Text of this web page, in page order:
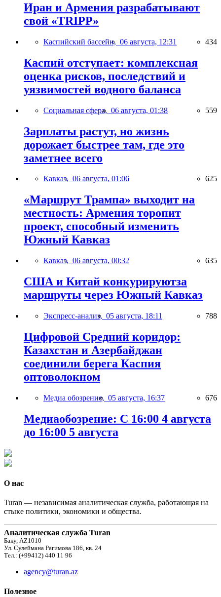
Иран и Армения разрабатывают
свой «TRIPP»
Каспийский бассейн, 06 августа, 12:31 434
Каспий отступает: комплексная
оценка рисков, последствий и
уязвимостей водного баланса
Социальная сфера, 06 августа, 01:38 559
Зарплаты растут, но жизнь
дорожает быстрее там, где это
заметнее всего
Кавказ, 06 августа, 01:06 625
«Маршрут Трампа» выходит на
местность: Армения торопит
проект, способный изменить
Южный Кавказ
Кавказ, 06 августа, 00:32 635
США и Китай конкурируютза
маршруты через Южный Кавказ
Экспресс-анализ, 05 августа, 18:11 788
Цифровой Средний коридор:
Казахстан и Азербайджан
соединили берега Каспия
оптоволокном
Медиа обозрение, 05 августа, 16:37 676
Медиаобозрение: С 16:00 4 августа
до 16:00 5 августа
О нас
Turan — независимая аналитическая служба, работающая на
стыке политики, экономики и общества.
Аналитическая служба Turan
Баку, AZ1010
Ул. Сулеймана Рагимова 186, кв. 24
Тел.: (+99412) 440 11 96
agency@turan.az
Полезное